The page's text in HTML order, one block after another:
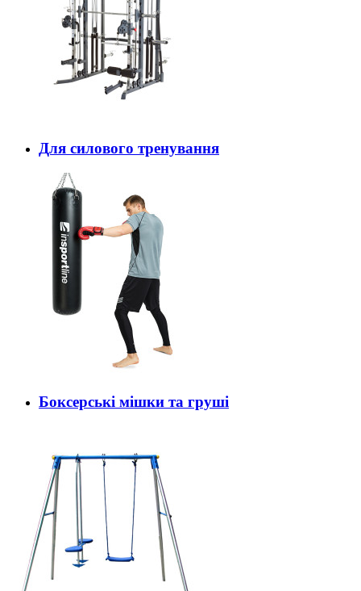
Для силового тренування
Боксерські мішки та груші